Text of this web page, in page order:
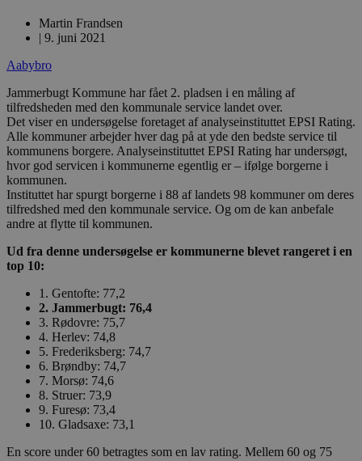
Martin Frandsen
| 9. juni 2021
Aabybro
Jammerbugt Kommune har fået 2. pladsen i en måling af
tilfredsheden med den kommunale service landet over.
Det viser en undersøgelse foretaget af analyseinstituttet EPSI Rating.
Alle kommuner arbejder hver dag på at yde den bedste service til
kommunens borgere. Analyseinstituttet EPSI Rating har undersøgt,
hvor god servicen i kommunerne egentlig er – ifølge borgerne i
kommunen.
Instituttet har spurgt borgerne i 88 af landets 98 kommuner om deres
tilfredshed med den kommunale service. Og om de kan anbefale
andre at flytte til kommunen.
Ud fra denne undersøgelse er kommunerne blevet rangeret i en
top 10:
1. Gentofte: 77,2
2. Jammerbugt: 76,4
3. Rødovre: 75,7
4. Herlev: 74,8
5. Frederiksberg: 74,7
6. Brøndby: 74,7
7. Morsø: 74,6
8. Struer: 73,9
9. Furesø: 73,4
10. Gladsaxe: 73,1
En score under 60 betragtes som en lav rating. Mellem 60 og 75